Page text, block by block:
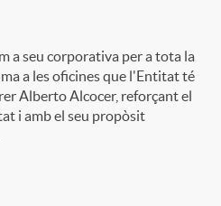
a seu corporativa per a tota la
a les oficines que l'Entitat té
Alberto Alcocer, reforçant el
i amb el seu propòsit